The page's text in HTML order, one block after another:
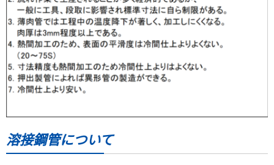
溶接鋼管について